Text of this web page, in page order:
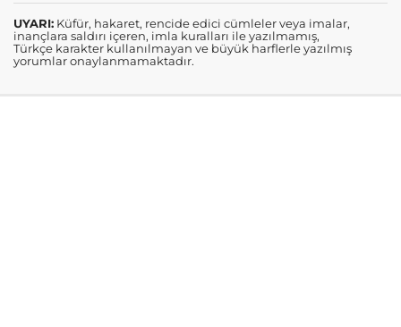
UYARI: Küfür, hakaret, rencide edici cümleler veya imalar,
inançlara saldırı içeren, imla kuralları ile yazılmamış,
Türkçe karakter kullanılmayan ve büyük harflerle yazılmış
yorumlar onaylanmamaktadır.